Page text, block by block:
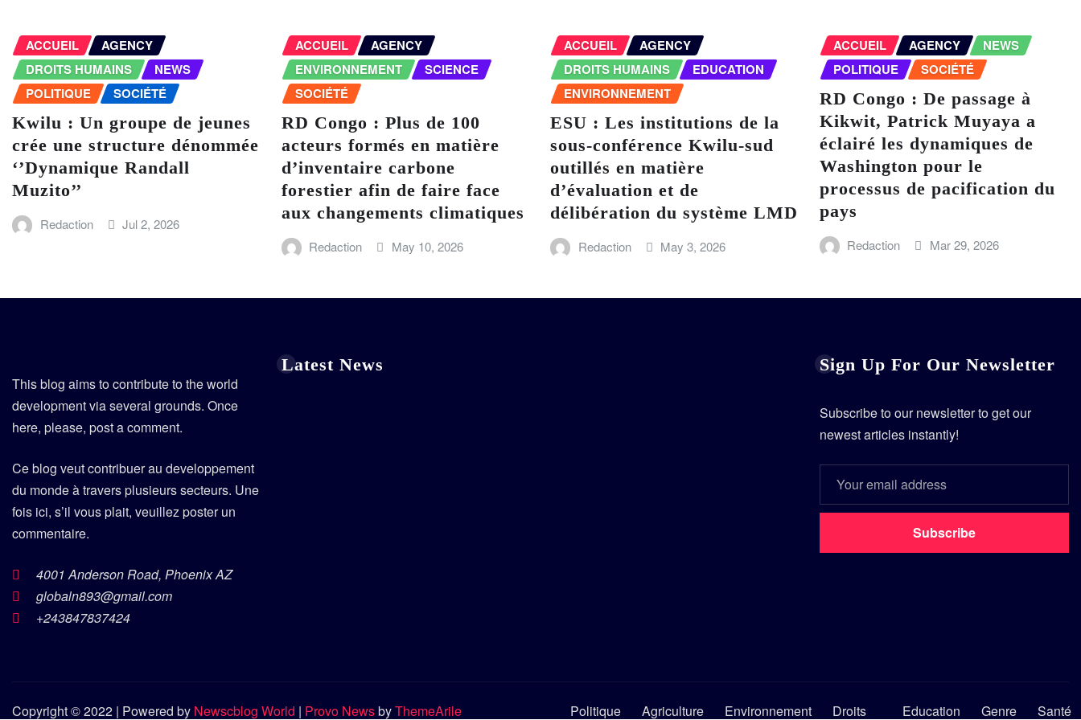
ACCUEIL
AGENCY
DROITS HUMAINS
NEWS
POLITIQUE
SOCIÉTÉ
Kwilu : Un groupe de jeunes
crée une structure dénommée
‘’Dynamique Randall
Muzito’’
Redaction Jul 2, 2026
ACCUEIL
AGENCY
ENVIRONNEMENT
SCIENCE
SOCIÉTÉ
RD Congo : Plus de 100
acteurs formés en matière
d’inventaire carbone
forestier afin de faire face
aux changements climatiques
Redaction May 10, 2026
ACCUEIL
AGENCY
DROITS HUMAINS
EDUCATION
ENVIRONNEMENT
ESU : Les institutions de la
sous-conférence Kwilu-sud
outillés en matière
d’évaluation et de
délibération du système LMD
Redaction May 3, 2026
ACCUEIL AGENCY
NEWS
POLITIQUE
SOCIÉTÉ
RD Congo : De passage à
Kikwit, Patrick Muyaya a
éclairé les dynamiques de
Washington pour le
processus de pacification du
pays
Redaction Mar 29, 2026
This blog aims to contribute to the world
development via several grounds. Once
here, please, post a comment.
Ce blog veut contribuer au developpement
du monde à travers plusieurs secteurs. Une
fois ici, s’il vous plait, veuillez poster un
commentaire.
4001 Anderson Road, Phoenix AZ
globaln893@gmail.com
+243847837424
Latest News Sign Up For Our Newsletter
Subscribe to our newsletter to get our
newest articles instantly!
Subscribe
Copyright © 2022 | Powered by Newscblog World | Provo NewsbyThemeArile Politique Agriculture Environnement Droits Education Genre Santé